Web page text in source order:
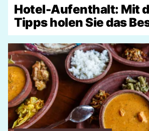
Hotel-Aufenthalt: Mit
Tipps holen Sie das